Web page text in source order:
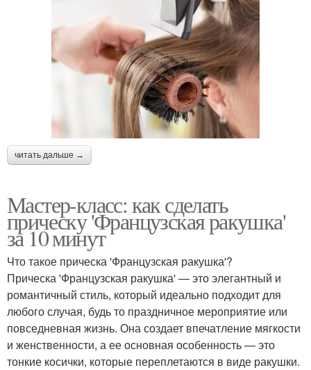
читать дальше →
Мастер-класс: как сделать
прическу 'Французская ракушка'
за 10 минут
Что такое прическа 'Французская ракушка'?
Прическа 'Французская ракушка' — это элегантный и
романтичный стиль, который идеально подходит для
любого случая, будь то праздничное мероприятие или
повседневная жизнь. Она создает впечатление мягкости
и женственности, а ее основная особенность — это
тонкие косички, которые переплетаются в виде ракушки.